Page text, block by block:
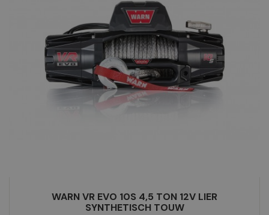
WARN VR EVO 10S 4,5 TON 12V LIER
SYNTHETISCH TOUW